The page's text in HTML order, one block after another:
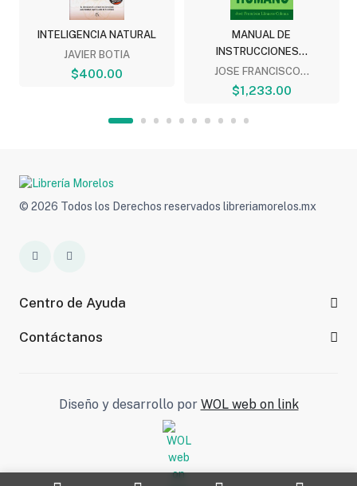
INTELIGENCIA NATURAL
JAVIER BOTIA
$400.00
MANUAL DE
INSTRUCCIONES...
JOSE FRANCISCO...
$1,233.00
© 2026 Todos los Derechos reservados libreriamorelos.mx
Centro de Ayuda
Contáctanos
Diseño y desarrollo por WOL web on link